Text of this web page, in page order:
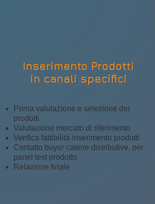
Inserimento Prodotti
in canali specifici
Prima valutazione e selezione dei
prodotti
Valutazione mercato di riferimento
Verifica fattibilità inserimento prodotti
Contatto buyer catene distributive, per
panel test prodotto
Relazione finale